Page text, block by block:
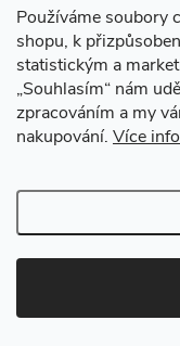
Používáme soubory
shopu, k
statistickým a
„Souhlasím“ nám
zpracováním a my
nakupování. Více
Facebook
Copyright 2026